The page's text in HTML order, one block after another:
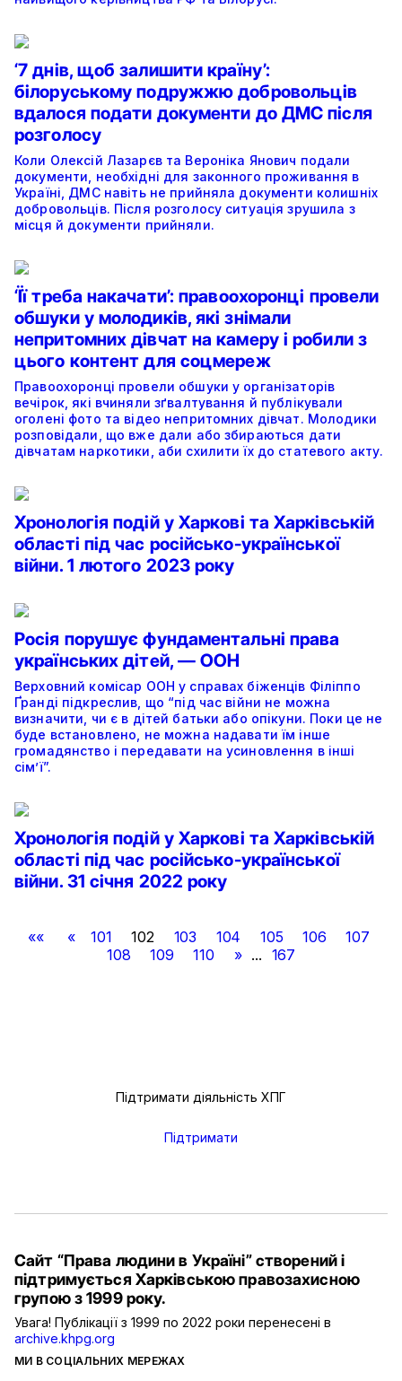
‘7 днів, щоб залишити країну’:
білоруському подружжю добровольців
вдалося подати документи до ДМС після
розголосу
Коли Олексій Лазарєв та Вероніка Янович подали
документи, необхідні для законного проживання в
Україні, ДМС навіть не прийняла документи колишніх
добровольців. Після розголосу ситуація зрушила з
місця й документи прийняли.
‘Її треба накачати’: правоохоронці провели
обшуки у молодиків, які знімали
непритомних дівчат на камеру і робили з
цього контент для соцмереж
Правоохоронці провели обшуки у організаторів
вечірок, які вчиняли зґвалтування й публікували
оголені фото та відео непритомних дівчат. Молодики
розповідали, що вже дали або збираються дати
дівчатам наркотики, аби схилити їх до статевого акту.
Хронологія подій у Харкові та Харківській
області під час російсько-української
війни. 1 лютого 2023 року
Росія порушує фундаментальні права
українських дітей, — ООН
Верховний комісар ООН у справах біженців Філіппо
Ґранді підкреслив, що “під час війни не можна
визначити, чи є в дітей батьки або опікуни. Поки це не
буде встановлено, не можна надавати їм інше
громадянство і передавати на усиновлення в інші
сім’ї”.
Хронологія подій у Харкові та Харківській
області під час російсько-української
війни. 31 січня 2022 року
«« « 101 102 103 104 105 106
107
108
109 110 » ... 167
Підтримати діяльність ХПГ
Підтримати
МИ В СОЦІАЛЬНИХ МЕРЕЖАХ
Сайт “Права людини в Україні” створений і
підтримується Харківською правозахисною
групою з 1999 року.
Увага! Публікації з 1999 по 2022 роки перенесені в
archive.khpg.org